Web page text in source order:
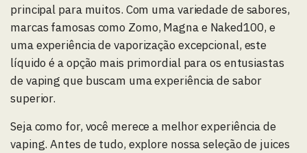
principal para muitos. Com uma variedade de sabores,
marcas famosas como Zomo, Magna e Naked100, e
uma experiência de vaporização excepcional, este
líquido é a opção mais primordial para os entusiastas
de vaping que buscam uma experiência de sabor
superior.
Seja como for, você merece a melhor experiência de
vaping. Antes de tudo, explore nossa seleção de juices